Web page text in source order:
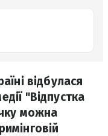
відбулася
"Відпустка
можна